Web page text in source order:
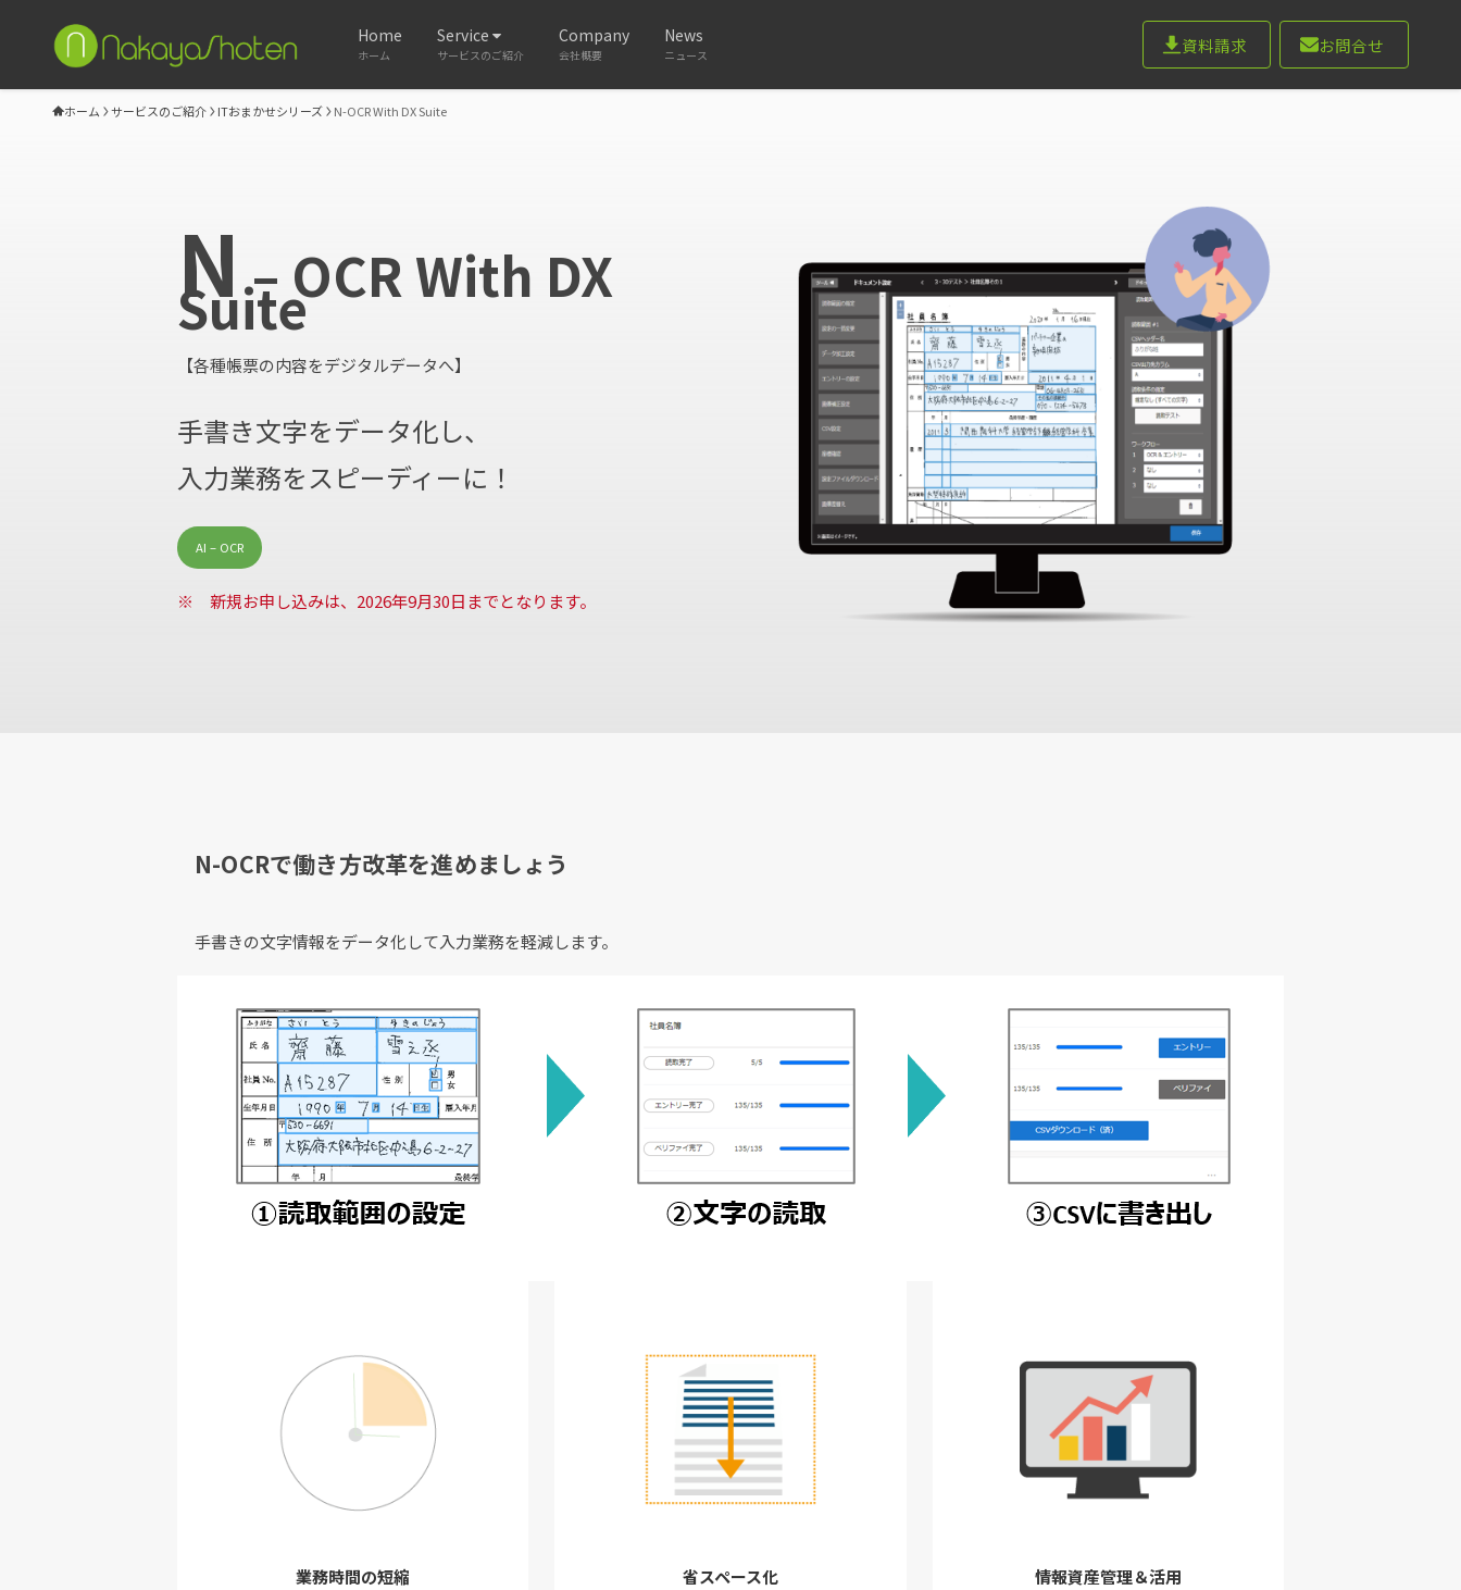
Home
ホーム
Service
サービスのご紹介
Company
会社概要
News
ニュース 資料請求 お問合せ
ホーム サービスのご紹介 ITおまかせシリーズ N-OCR With DX Suite
N– OCR With DX
Suite
【各種帳票の内容をデジタルデータへ】
手書き文字をデータ化し、
入力業務をスピーディーに！
AI – OCR
※ 新規お申し込みは、2026年9月30日までとなります。
N-OCRで働き方改革を進めましょう
手書きの文字情報をデータ化して入力業務を軽減します。
業務時間の短縮
省スペース化
情報資産管理＆活用